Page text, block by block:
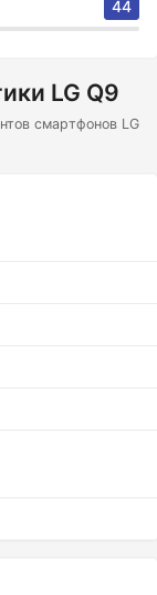
44
LG Q9
смартфонов LG